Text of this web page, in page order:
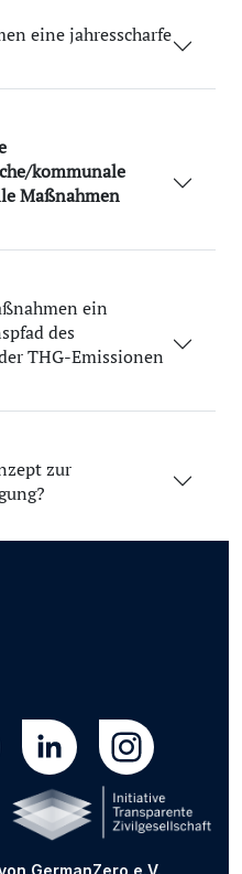
eine jahresscharfe
kommunale
Maßnahmen
ein
des
THG-Emissionen
zur
GermanZero e.V.